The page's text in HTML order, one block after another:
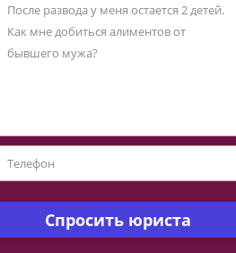
Спросить юриста